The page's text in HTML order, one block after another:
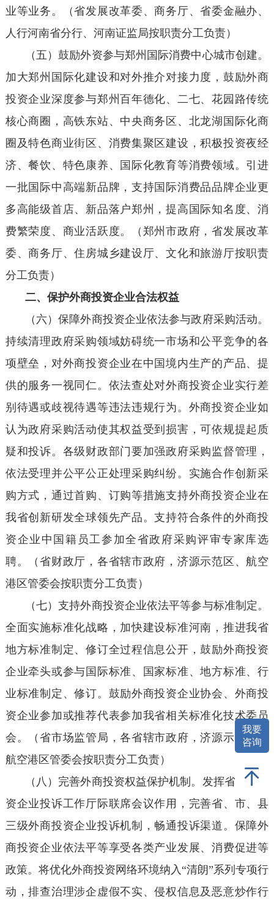
业等业务。（省发展改革委、商务厅、省委金融办、
人行河南省分行、河南证监局按职责分工负责）
（五）鼓励外资参与郑州国际消费中心城市创建。
加大郑州国际化建设和对外推介对接力度，鼓励外商
投资企业深度参与郑州百年德化、二七、花园路传统
核心商圈，高铁东站、中央商务区、北龙湖国际化商
圈及特色商业街区、消费集聚区建设，积极投资夜经
济、餐饮、特色康养、国际化教育等消费领域。引进
一批国际中高端新品牌，支持国际消费品品牌企业更
多高能级首店、新品落户郑州，提高国际知名度、消
费繁荣度、商业活跃度。（郑州市政府，省发展改革
委、商务厅、住房城乡建设厅、文化和旅游厅按职责
分工负责）
二、保护外商投资企业合法权益
（六）保障外商投资企业依法参与政府采购活动。
持续清理政府采购领域妨碍统一市场和公平竞争的各
项壁垒，对外商投资企业在中国境内生产的产品、提
供的服务一视同仁。依法查处对外商投资企业实行差
别待遇或歧视待遇等违法违规行为。外商投资企业如
认为政府采购活动使其权益受到损害，可依规提起质
疑和投诉。各级财政部门要加强政府采购监督管理，
依法受理并公平公正处理采购纠纷。实施合作创新采
购方式，通过首购、订购等措施支持外商投资企业在
我省创新研发全球领先产品。支持符合条件的外商投
资企业中国籍员工参加全省政府采购评审专家库选
聘。（省财政厅，各省辖市政府，济源示范区、航空
港区管委会按职责分工负责）
（七）支持外商投资企业依法平等参与标准制定。
全面实施标准化战略，加快建设标准河南，推进我省
地方标准制定、修订全过程信息公开，鼓励外商投资
企业牵头或参与国际标准、国家标准、地方标准、行
业标准制定、修订。鼓励外商投资企业协会、外商投
资企业参加或推荐代表参加我省相关标准化技术委员
会。（省市场监管局，各省辖市政府，济源示范区、
航空港区管委会按职责分工负责）
（八）完善外商投资权益保护机制。发挥省外商投
资企业投诉工作厅际联席会议作用，完善省、市、县
三级外商投资企业投诉机制，畅通投诉渠道。保障外
商投资企业依法平等享受各类产业发展、消费促进等
政策。将优化外商投资网络环境纳入“清朗”系列专项行
动，排查治理涉企虚假不实、侵权信息及恶意炒作行
我要
咨询